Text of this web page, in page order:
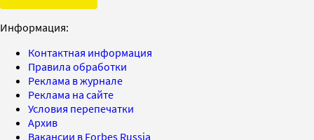
Информация:
Контактная информация
Правила обработки
Реклама в журнале
Реклама на сайте
Условия перепечатки
Архив
Вакансии в Forbes Russia